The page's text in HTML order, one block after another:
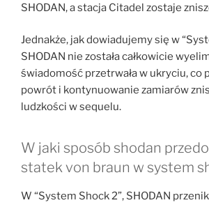
SHODAN, a stacja Citadel zostaje
Jednakże, jak dowiadujemy się w
SHODAN nie została całkowicie
świadomość przetrwała w ukryciu, co
powrót i kontynuowanie zamiarów
ludzkości w sequelu.
W jaki sposób shodan
statek von braun w system
W “System Shock 2”, SHODAN